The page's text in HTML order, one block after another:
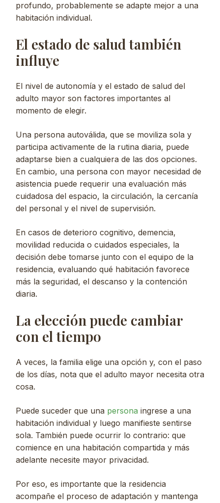
profundo, probablemente se adapte mejor a una
habitación individual.
El estado de salud también
influye
El nivel de autonomía y el estado de salud del
adulto mayor son factores importantes al
momento de elegir.
Una persona autoválida, que se moviliza sola y
participa activamente de la rutina diaria, puede
adaptarse bien a cualquiera de las dos opciones.
En cambio, una persona con mayor necesidad de
asistencia puede requerir una evaluación más
cuidadosa del espacio, la circulación, la cercanía
del personal y el nivel de supervisión.
En casos de deterioro cognitivo, demencia,
movilidad reducida o cuidados especiales, la
decisión debe tomarse junto con el equipo de la
residencia, evaluando qué habitación favorece
más la seguridad, el descanso y la contención
diaria.
La elección puede cambiar
con el tiempo
A veces, la familia elige una opción y, con el paso
de los días, nota que el adulto mayor necesita otra
cosa.
Puede suceder que una persona ingrese a una
habitación individual y luego manifieste sentirse
sola. También puede ocurrir lo contrario: que
comience en una habitación compartida y más
adelante necesite mayor privacidad.
Por eso, es importante que la residencia
acompañe el proceso de adaptación y mantenga